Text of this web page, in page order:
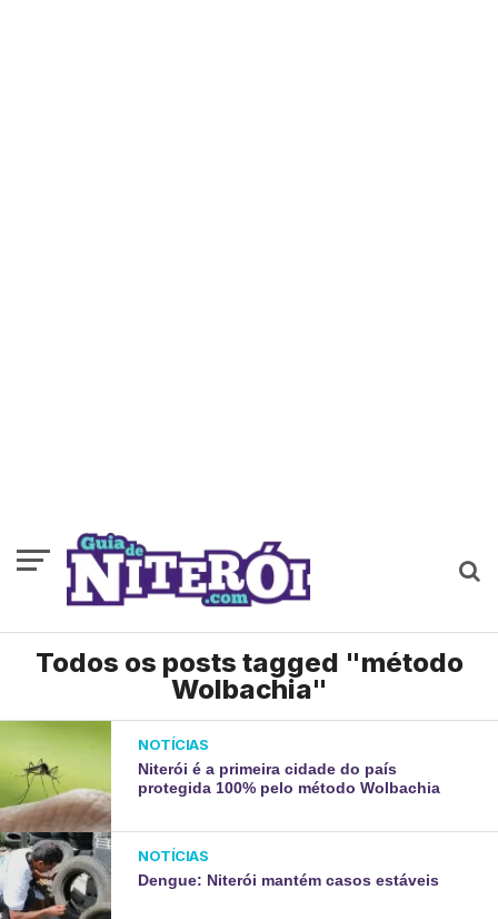
Todos os posts tagged "método
Wolbachia"
NOTÍCIAS
Niterói é a primeira cidade do país
protegida 100% pelo método Wolbachia
NOTÍCIAS
Dengue: Niterói mantém casos estáveis